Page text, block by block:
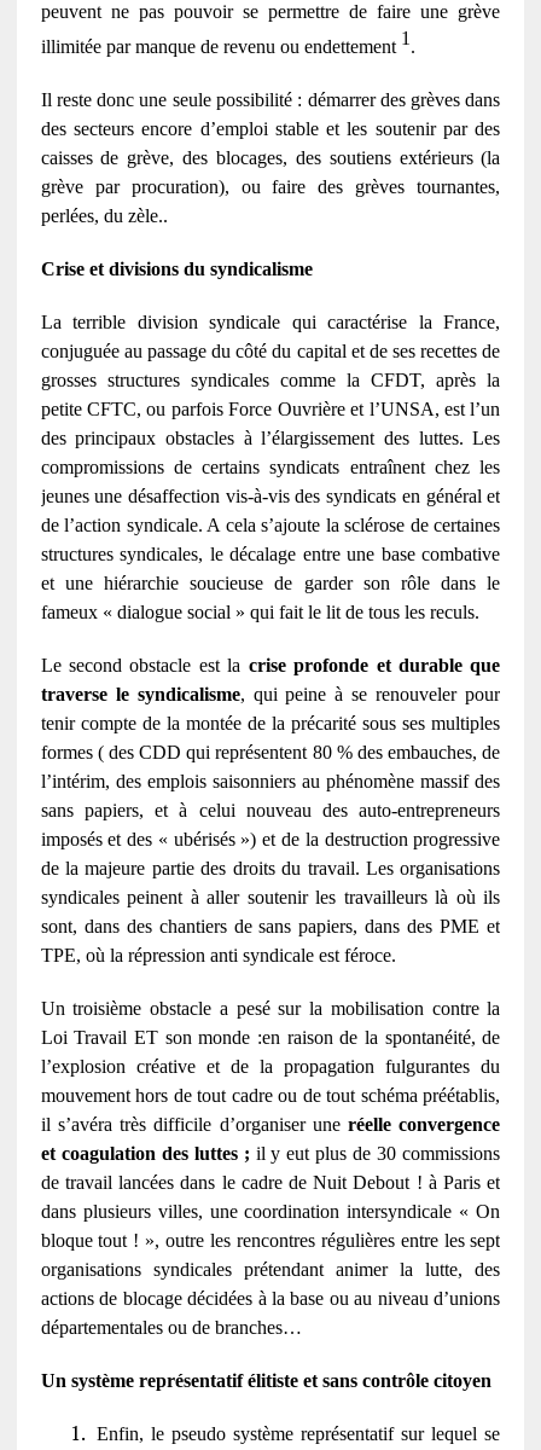
peuvent ne pas pouvoir se permettre de faire une grève
illimitée par manque de revenu ou endettement 1 .
Il reste donc une seule possibilité : démarrer des grèves dans
des secteurs encore d’emploi stable et les soutenir par des
caisses de grève, des blocages, des soutiens extérieurs (la
grève par procuration), ou faire des grèves tournantes,
perlées, du zèle..
Crise et divisions du syndicalisme
La terrible division syndicale qui caractérise la France,
conjuguée au passage du côté du capital et de ses recettes de
grosses structures syndicales comme la CFDT, après la
petite CFTC, ou parfois Force Ouvrière et l’UNSA, est l’un
des principaux obstacles à l’élargissement des luttes. Les
compromissions de certains syndicats entraînent chez les
jeunes une désaffection vis-à-vis des syndicats en général et
de l’action syndicale. A cela s’ajoute la sclérose de certaines
structures syndicales, le décalage entre une base combative
et une hiérarchie soucieuse de garder son rôle dans le
fameux « dialogue social » qui fait le lit de tous les reculs.
Le second obstacle est la crise profonde et durable que
traverse le syndicalisme, qui peine à se renouveler pour
tenir compte de la montée de la précarité sous ses multiples
formes ( des CDD qui représentent 80 % des embauches, de
l’intérim, des emplois saisonniers au phénomène massif des
sans papiers, et à celui nouveau des auto-entrepreneurs
imposés et des « ubérisés ») et de la destruction progressive
de la majeure partie des droits du travail. Les organisations
syndicales peinent à aller soutenir les travailleurs là où ils
sont, dans des chantiers de sans papiers, dans des PME et
TPE, où la répression anti syndicale est féroce.
Un troisième obstacle a pesé sur la mobilisation contre la
Loi Travail ET son monde :en raison de la spontanéité, de
l’explosion créative et de la propagation fulgurantes du
mouvement hors de tout cadre ou de tout schéma préétablis,
il s’avéra très difficile d’organiser uneréelle convergence
et coagulation des luttes ; il y eut plus de 30 commissions
de travail lancées dans le cadre de Nuit Debout ! à Paris et
dans plusieurs villes, une coordination intersyndicale « On
bloque tout ! », outre les rencontres régulières entre les sept
organisations syndicales prétendant animer la lutte, des
actions de blocage décidées à la base ou au niveau d’unions
départementales ou de branches…
Un système représentatif élitiste et sans contrôle citoyen
Enfin, le pseudo système représentatif sur lequel se